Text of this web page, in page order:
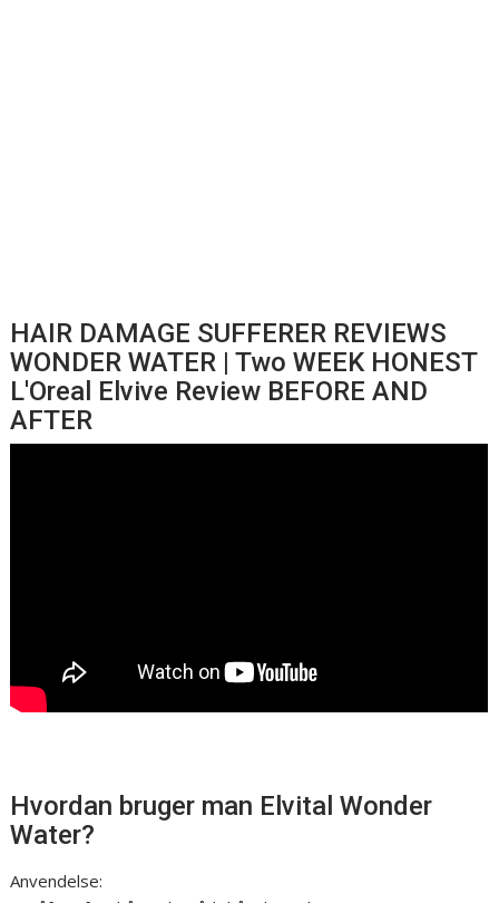
HAIR DAMAGE SUFFERER REVIEWS
WONDER WATER | Two WEEK HONEST
L'Oreal Elvive Review BEFORE AND
AFTER
Hvordan bruger man Elvital Wonder
Water?
Anvendelse: